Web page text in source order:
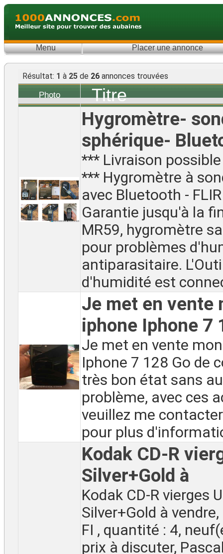
Menu Placer une annonce
Résultat: 1 à 25 de 26 annonces trouvées
Photo
Titre
Hygromètre-
sphérique-
*** Livraison
*** Hygromètre à
avec Bluetooth -
Garantie jusqu'à la
MR59, hygromètre
pour problèmes
antiparasitaire.
d'humidité est
Je met en vente
iphone Iphone 7
Je met en vente
Iphone 7 128 Go de
très bon état sans
problème, avec ces
veuillez me
pour plus
Kodak CD-R
Silver+Gold à
Kodak CD-R vierges
Silver+Gold à
FI , quantité : 4,
prix à discuter,